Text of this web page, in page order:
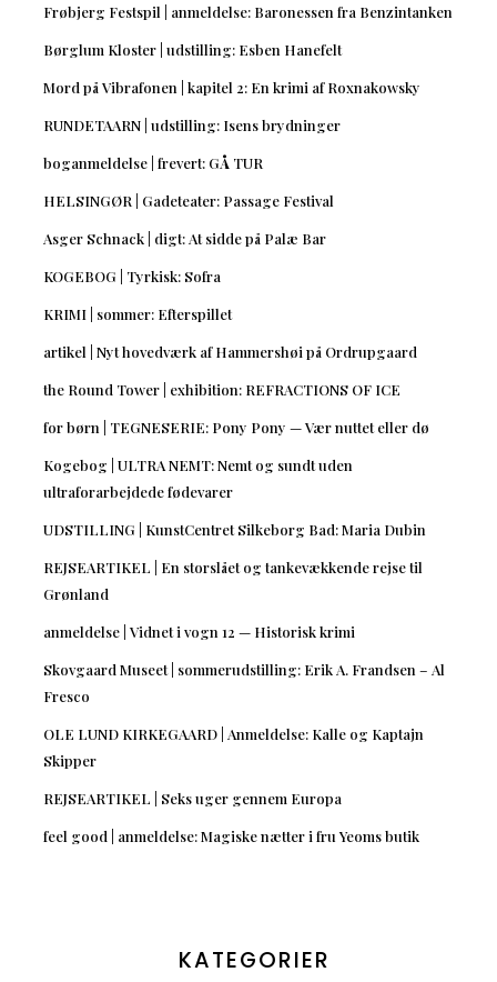
Frøbjerg Festspil | anmeldelse: Baronessen fra Benzintanken
Børglum Kloster | udstilling: Esben Hanefelt
Mord på Vibrafonen | kapitel 2: En krimi af Roxnakowsky
RUNDETAARN | udstilling: Isens brydninger
boganmeldelse | frevert: GÅ TUR
HELSINGØR | Gadeteater: Passage Festival
Asger Schnack | digt: At sidde på Palæ Bar
KOGEBOG | Tyrkisk: Sofra
KRIMI | sommer: Efterspillet
artikel | Nyt hovedværk af Hammershøi på Ordrupgaard
the Round Tower | exhibition: REFRACTIONS OF ICE
for børn | TEGNESERIE: Pony Pony — Vær nuttet eller dø
Kogebog | ULTRA NEMT: Nemt og sundt uden
ultraforarbejdede fødevarer
UDSTILLING | KunstCentret Silkeborg Bad: Maria Dubin
REJSEARTIKEL | En storslået og tankevækkende rejse til
Grønland
anmeldelse | Vidnet i vogn 12 — Historisk krimi
Skovgaard Museet | sommerudstilling: Erik A. Frandsen – Al
Fresco
OLE LUND KIRKEGAARD | Anmeldelse: Kalle og Kaptajn
Skipper
REJSEARTIKEL | Seks uger gennem Europa
feel good | anmeldelse: Magiske nætter i fru Yeoms butik
KATEGORIER